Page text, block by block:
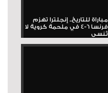
مباراة للتاريخ.. إنجلترا تهزم
فرنسا 6-4 في ملحمة كروية لا
تُنسى